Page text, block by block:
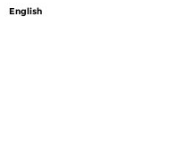
English